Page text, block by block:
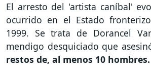
El arresto del 'artista caníbal'
ocurrido en el Estado
1999. Se trata de Dorancel
mendigo desquiciado que
restos de, al menos 10 hombres.